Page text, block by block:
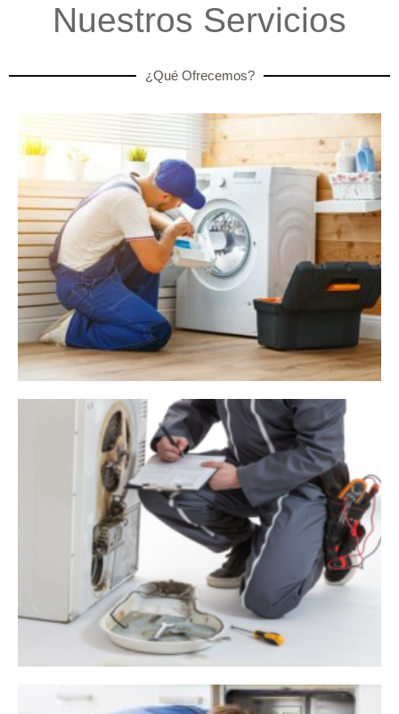
Nuestros Servicios
¿Qué Ofrecemos?